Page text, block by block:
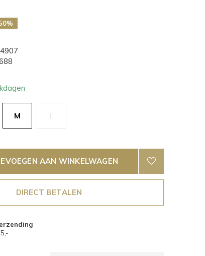
M L
AAN WINKELWAGEN
DIRECT BETALEN